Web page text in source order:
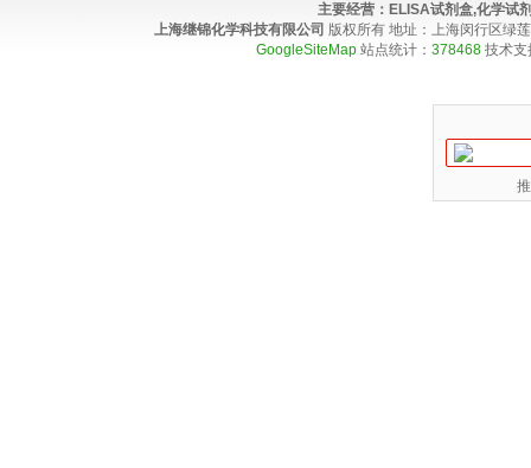
主要经营： ELISA试剂盒,化学试
上海继锦化学科技有限公司 版权所有 地址：上海闵行区绿
GoogleSiteMap 站点统计： 378468 技术支